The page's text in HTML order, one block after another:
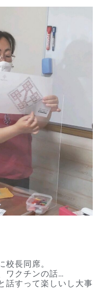
校長同席。
ワクチンの話…
話すって楽しいし大事